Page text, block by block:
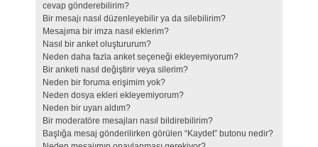
cevap gönderebilirim?
Bir mesajı nasıl düzenleyebilir ya da silebilirim?
Mesajıma bir imza nasıl eklerim?
Nasıl bir anket oluştururum?
Neden daha fazla anket seçeneği ekleyemiyorum?
Bir anketi nasıl değiştirir veya silerim?
Neden bir foruma erişimim yok?
Neden dosya ekleri ekleyemiyorum?
Neden bir uyarı aldım?
Bir moderatöre mesajları nasıl bildirebilirim?
Başlığa mesaj gönderilirken görülen “Kaydet” butonu nedir?